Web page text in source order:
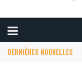
DERNIÈRES NOUVELLES